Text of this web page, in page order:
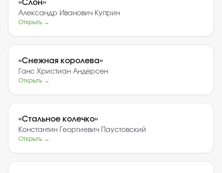
«Слон»
Александр Иванович Куприн
Открыть →
«Снежная королева»
Ганс Христиан Андерсен
Открыть →
«Стальное колечко»
Константин Георгиевич Паустовский
Открыть →